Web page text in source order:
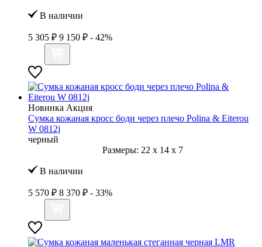
В наличии
5 305 ₽ 9 150 ₽ - 42%
Новинка Акция
Сумка кожаная кросс боди через плечо Polina & Eiterou
W 0812j
черный
Размеры: 22 x 14 x 7
В наличии
5 570 ₽ 8 370 ₽ - 33%